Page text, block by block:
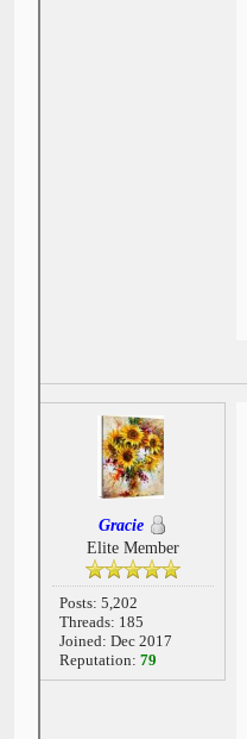
Gracie
Elite Member
Posts: 5,202
Threads: 185
Joined: Dec 2017
Reputation: 79